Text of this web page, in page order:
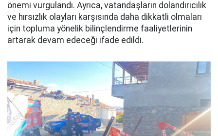
önemi vurgulandı. Ayrıca, vatandaşların dolandırıcılık
ve hırsızlık olayları karşısında daha dikkatli olmaları
için topluma yönelik bilinçlendirme faaliyetlerinin
artarak devam edeceği ifade edildi.